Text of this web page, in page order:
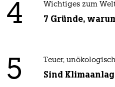
4 Wichtiges zum
7 Gründe,
5 Teuer,
Sind